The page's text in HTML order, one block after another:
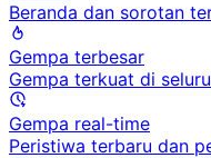
Beranda dan sorotan
Gempa terbesar
Gempa terkuat di
Gempa real-time
Peristiwa terbaru dan